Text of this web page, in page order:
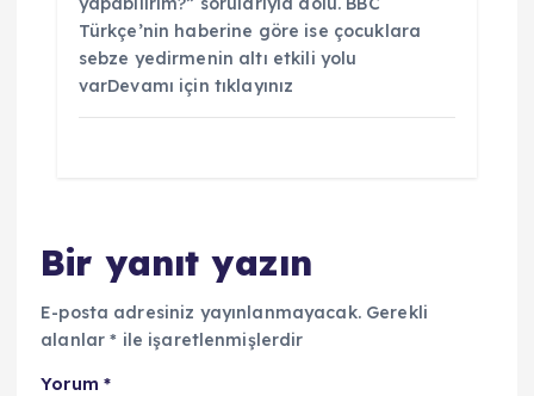
Türkçe’nin haberine göre ise çocuklara
sebze yedirmenin altı etkili yolu
varDevamı için tıklayınız
Bir yanıt yazın
E-posta adresiniz yayınlanmayacak. Gerekli
alanlar* ile işaretlenmişlerdir
Yorum *